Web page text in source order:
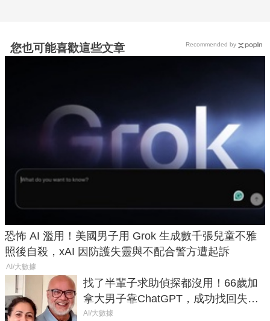
您也可能喜歡這些文章
恐怖 AI 濫用！美國男子用 Grok 生成數千張兒童不雅
照後自殺，xAI 因防護失靈與不配合警方遭起訴
AI/大數據
找了半輩子求助偵探都沒用！66歲加
拿大男子靠ChatGPT，成功找回失散
50年家人
AI/大數據
Recommended by